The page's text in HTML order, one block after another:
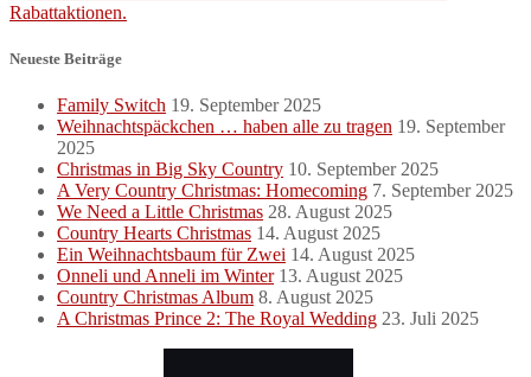
Neueste Beiträge
Family Switch 19. September 2025
Weihnachtspäckchen … haben alle zu tragen 19. September
2025
Christmas in Big Sky Country 10. September 2025
A Very Country Christmas: Homecoming 7. September 2025
We Need a Little Christmas 28. August 2025
Country Hearts Christmas 14. August 2025
Ein Weihnachtsbaum für Zwei 14. August 2025
Onneli und Anneli im Winter 13. August 2025
Country Christmas Album 8. August 2025
A Christmas Prince 2: The Royal Wedding 23. Juli 2025